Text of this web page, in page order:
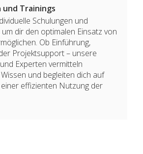
und Trainings
Schulungen und
dir den optimalen Einsatz von
Ob Einführung,
Projektsupport – unsere
Experten vermitteln
und begleiten dich auf
effizienten Nutzung der